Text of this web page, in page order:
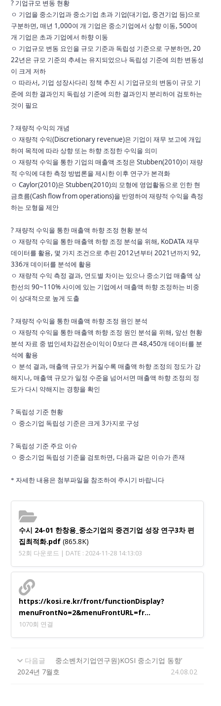
? 기업규모 변동 현황
ㅇ 기업을 중소기업과 중소기업 초과 기업(대기업, 중견기업 등)으로
구분하면, 매년 1,000여 개 기업은 중소기업에서 상향 이동, 500여
개 기업은 초과 기업에서 하향 이동
ㅇ 기업규모 변동 요인을 규모 기준과 독립성 기준으로 구분하면, 20
22년은 규모 기준의 추세는 유지되었으나 독립성 기준에 의한 변동성
이 크게 저하
ㅇ 따라서, 기업 성장사다리 정책 추진 시 기업규모의 변동이 규모 기
준에 의한 결과인지 독립성 기준에 의한 결과인지 분리하여 검토하는
것이 필요
? 재량적 수익의 개념
ㅇ 재량적 수익(Discretionary revenue)은 기업이 재무 보고에 개입
하여 목적에 따라상향 또는 하향 조정한 수익을 의미
ㅇ 재량적 수익을 통한 기업의 매출액 조정은 Stubben(2010)이 재량
적 수익에 대한 측정 방법론을 제시한 이후 연구가 본격화
ㅇ Caylor(2010)은 Stubben(2010)의 모형에 영업활동으로 인한 현
금흐름(Cash flowfrom operations)을 반영하여 재량적 수익을 측정
하는 모형을 제안
? 재량적 수익을 통한 매출액 하향 조정 현황 분석
ㅇ 재량적 수익을 통한 매출액 하향 조정 분석을 위해, KoDATA 재무
데이터를 활용, 몇 가지 조건으로 추린 2012년부터 2021년까지 92,
336개 데이터를 분석에 활용
ㅇ 재량적 수익 측정 결과, 연도별 차이는 있으나 중소기업 매출액 상
한선의 90~110%사이에 있는 기업에서 매출액 하향 조정하는 비중
이 상대적으로 높게 도출
? 재량적 수익을 통한 매출액 하향 조정 원인 분석
ㅇ 재량적 수익을 통한 매출액 하향 조정 원인 분석을 위해, 앞선 현황
분석 자료 중 법인세차감전순이익이 0보다 큰 48,450개 데이터를 분
석에 활용
ㅇ 분석 결과, 매출액 규모가 커질수록 매출액 하향 조정의 정도가 강
해지나, 매출액 규모가 일정 수준을 넘어서면 매출액 하향 조정의 정
도가 다시 약해지는 경향을 확인
? 독립성 기준 현황
ㅇ 중소기업 독립성 기준은 크게 3가지로 구성
? 독립성 기준 주요 이슈
ㅇ 중소기업 독립성 기준을 검토하면, 다음과 같은 이슈가 존재
* 자세한 내용은 첨부파일을 참조하여 주시기 바랍니다
수시 24-01 한창용_중소기업의 중견기업 성장 연구3차 편
집최적화.pdf (865.8K)
52회 다운로드 | DATE : 2024-11-28 14:13:03
https://kosi.re.kr/front/functionDisplay?
menuFrontNo=2&menuFrontURL=fr…
1070회 연결
다음글
중소벤처기업연구원)KOSI 중소기업 동향’
2024년 7월호
24.08.02